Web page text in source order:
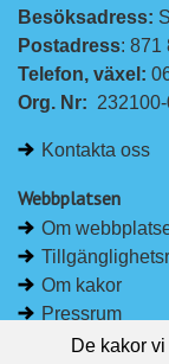
Besöksadress:
Postadress: 871
Telefon, växel:
Org. Nr:
Kontakta oss
Webbplatsen
Om
Om kakor
Pressrum
De kakor